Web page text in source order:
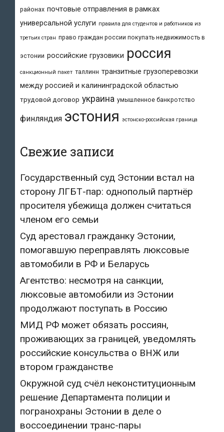
районах почтовые отправления в рамках
универсальной услуги правила для студентов и работников из
третьих стран право граждан россии покупать недвижимость в
эстонии российские грузовики россия
санкционный пакет таллинн транзитные грузоперевозки
между россией и калининградской областью
трудовой договор украина умышленное банкротство
финляндия эстония эстонско-российская граница
Свежие записи
Государственный суд Эстонии встал на
сторону ЛГБТ-пар: однополый партнёр
просителя убежища должен считаться
членом его семьи
Суд арестовал гражданку Эстонии,
помогавшую переправлять люксовые
автомобили в РФ и Беларусь
Агентство: несмотря на санкции,
люксовые автомобили из Эстонии
продолжают поступать в Россию
МИД РФ может обязать россиян,
проживающих за границей, уведомлять
российские консульства о ВНЖ или
втором гражданстве
Окружной суд счёл неконституционным
решение Департамента полиции и
погранохраны Эстонии в деле о
воссоединении транс-пары